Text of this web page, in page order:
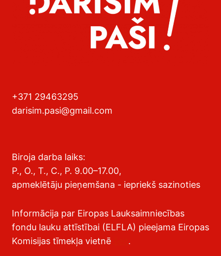
+371 29463295
darisim.pasi@gmail.com
Biroja darba laiks:
P., O., T., C., P. 9.00–17.00,
apmeklētāju pieņemšana - iepriekš sazinoties
Informācija par Eiropas Lauksaimniecības
fondu lauku attīstībai (ELFLA) pieejama Eiropas
Komisijas tīmekļa vietnē
.